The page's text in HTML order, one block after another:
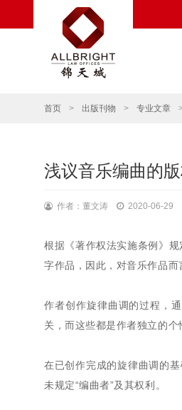
首页 > 出版刊物 > 专业文章
浅议音乐编曲的
作者：董文涛 2020-06-29
根据《著作权法实施条例》
字作品，因此，对音乐作品而
作者创作旋律曲调的过程，
关，而这些都是作者独立的
在已创作完成的旋律曲调的
未规定“编曲者”及其权利。